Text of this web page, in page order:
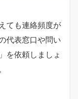
ても連絡頻度が
代表窓口や問い
を依頼しましょ